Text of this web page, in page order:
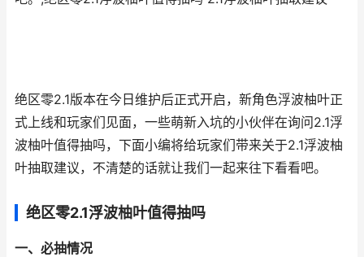
绝区零2.1版本在今日维护后正式开启，新角色浮波柚叶正
式上线和玩家们见面，一些萌新入坑的小伙伴在询问2.1浮
波柚叶值得抽吗，下面小编将给玩家们带来关于2.1浮波柚
叶抽取建议，不清楚的话就让我们一起来往下看看吧。
绝区零2.1浮波柚叶值得抽吗
一、必抽情况